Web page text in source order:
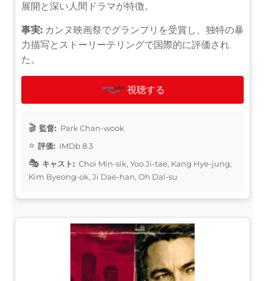
展開と深い人間ドラマが特徴。
事実: カンヌ映画祭でグランプリを受賞し、独特の暴
力描写とストーリーテリングで国際的に評価され
た。
視聴する
監督: Park Chan-wook
評価: IMDb 8.3
キャスト: Choi Min-sik, Yoo Ji-tae, Kang Hye-jung,
Kim Byeong-ok, Ji Dae-han, Oh Dal-su